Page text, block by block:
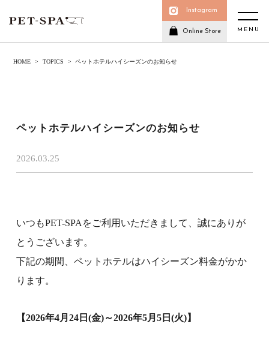
Instagram
Online Store MENU
HOME TOPICS ペットホテルハイシーズンのお知らせ
ペットホテルハイシーズンのお知らせ
2026.03.25
いつもPET-SPAをご利用いただきまして、誠にありが
とうございます。
下記の期間、ペットホテルはハイシーズン料金がかか
ります。
【2026年4月24日(金)～2026年5月5日(火)】